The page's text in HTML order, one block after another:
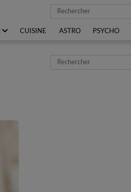
Rechercher
CUISINE ASTRO PSYCHO
Rechercher